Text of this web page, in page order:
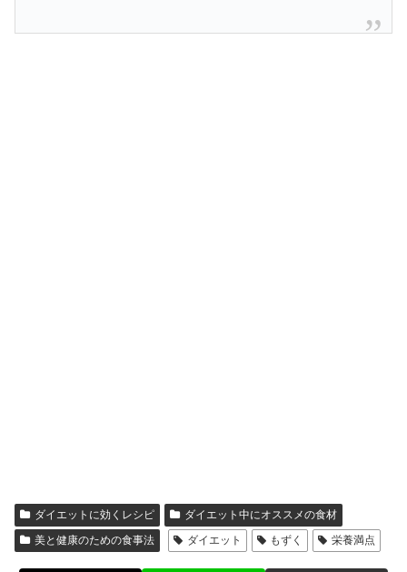
ダイエットに効くレシピ
ダイエット中にオススメの食材
美と健康のための食事法
ダイエット もずく 栄養満点